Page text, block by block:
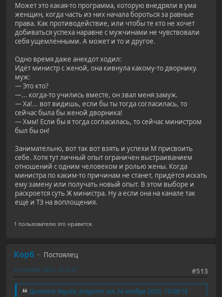
Может это какая-то программа, которую внедряли в ума
женщин, когда часть из них начала бороться за равные
права. Как противодействие, или чтобы те кто не хочет
добиваться успеха наравне с мужчинами не чувствовали
себя ущемлёнными. А может и то и другое.
Одно время даже анекдот ходил:
Идёт министр с женой, она кивнула какому-то дворнику.
муж:
— Это кто?
—... когда-то учились вместе, он звал меня замуж.
— Ха!... вот видишь, если бы ты тогда согласилась, то
сейчас была бы женой дворника!
— Хмм! Если бы я тогда согласилась, то сейчас министром
был бы он!
Занимательно, вот так вот взять и успехи М присвоить
себе. Хотя тут личный опыт ограничен выстраиванием
отношений с одним человеком и ролью жены. Когда
министра по каким-то причинам не станет, придётся искать
ему замену или получать новый опыт. В этом выборе и
раскроется суть Ж министра. Ну а если она на канале так
ещё и ТЗ на воплощения.
1 пользователю это нравится.
Корб
Постоялец
#513
24 ноября 2023, 10:13:57
Цитата: Anyuta_dragomir от 24 ноября 2023, 10:09:18